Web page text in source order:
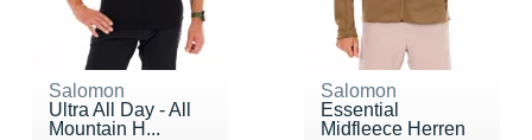
Salomon
Ultra All Day - All
Mountain H...
Salomon
Essential
Midfleece Herren